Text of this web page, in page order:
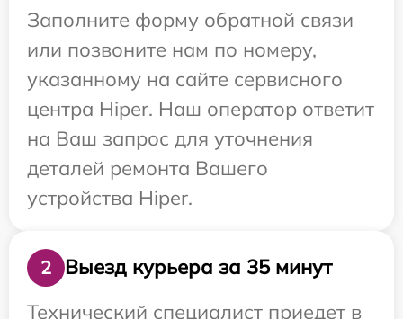
Заполните форму обратной связи
или позвоните нам по номеру,
указанному на сайте сервисного
центра Hiper. Наш оператор ответит
на Ваш запрос для уточнения
деталей ремонта Вашего
устройства Hiper.
2
Выезд курьера за 35 минут
Технический специалист приедет в